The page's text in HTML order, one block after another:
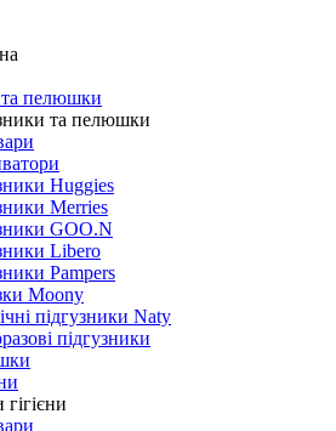
пелюшки
та пелюшки
Huggies
Merries
GOO.N
Libero
Pampers
Moony
підгузники Naty
підгузники
гігієни